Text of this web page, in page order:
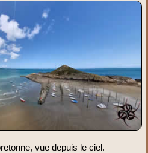
vue depuis le ciel.